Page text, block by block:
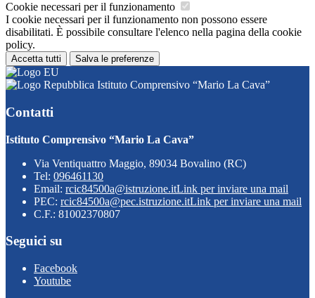
Cookie necessari per il funzionamento
I cookie necessari per il funzionamento non possono essere
disabilitati. È possibile consultare l'elenco nella pagina della cookie
policy.
Accetta tutti Salva le preferenze
Istituto Comprensivo “Mario La Cava”
Contatti
Istituto Comprensivo “Mario La Cava”
Via Ventiquattro Maggio, 89034 Bovalino (RC)
Tel: 096461130
Email: rcic84500a@istruzione.itLink per inviare una mail
PEC: rcic84500a@pec.istruzione.itLink per inviare una mail
C.F.: 81002370807
Seguici su
Facebook
Youtube